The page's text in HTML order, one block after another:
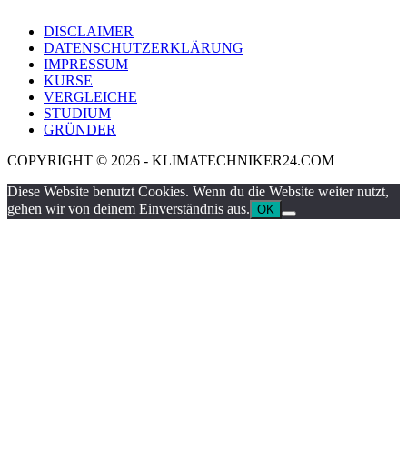
DISCLAIMER
DATENSCHUTZERKLÄRUNG
IMPRESSUM
KURSE
VERGLEICHE
STUDIUM
GRÜNDER
COPYRIGHT © 2026 - KLIMATECHNIKER24.COM
Diese Website benutzt Cookies. Wenn du die Website weiter nutzt,
gehen wir von deinem Einverständnis aus. OK